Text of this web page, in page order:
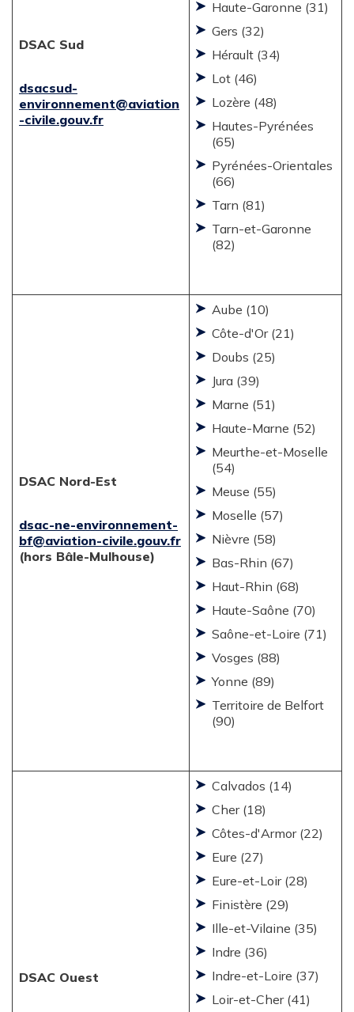
DSAC Sud
dsacsud-
environnement@aviation
-civile.gouv.fr
Haute-Garonne (31)
Gers (32)
Hérault (34)
Lot (46)
Lozère (48)
Hautes-Pyrénées
(65)
Pyrénées-Orientales
(66)
Tarn (81)
Tarn-et-Garonne
(82)
DSAC Nord-Est
dsac-ne-environnement-
bf@aviation-civile.gouv.fr
(hors Bâle-Mulhouse)
Aube (10)
Côte-d'Or (21)
Doubs (25)
Jura (39)
Marne (51)
Haute-Marne (52)
Meurthe-et-Moselle
(54)
Meuse (55)
Moselle (57)
Nièvre (58)
Bas-Rhin (67)
Haut-Rhin (68)
Haute-Saône (70)
Saône-et-Loire (71)
Vosges (88)
Yonne (89)
Territoire de Belfort
(90)
DSAC Ouest
Calvados (14)
Cher (18)
Côtes-d'Armor (22)
Eure (27)
Eure-et-Loir (28)
Finistère (29)
Ille-et-Vilaine (35)
Indre (36)
Indre-et-Loire (37)
Loir-et-Cher (41)